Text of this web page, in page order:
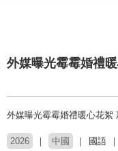
外媒曝光霉霉婚禮
外媒曝光霉霉婚禮暖心花絮
2026 中國 國語